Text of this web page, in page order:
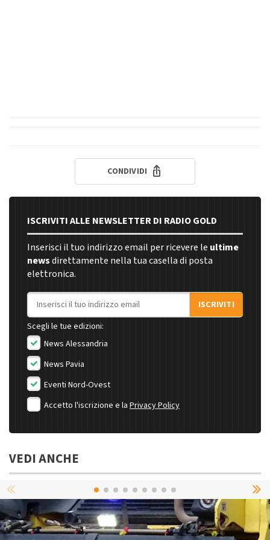
CONDIVIDI
ISCRIVITI ALLE NEWSLETTER DI RADIO GOLD
Inserisci il tuo indirizzo email per ricevere le ultime
newsdirettamente nella tua casella di posta
elettronica.
Indirizzo email
ISCRIVITI
Scegli le tue edizioni:
News Alessandria
News Pavia
Eventi Nord-Ovest
Accetto l'iscrizione e la Privacy Policy
VEDI ANCHE